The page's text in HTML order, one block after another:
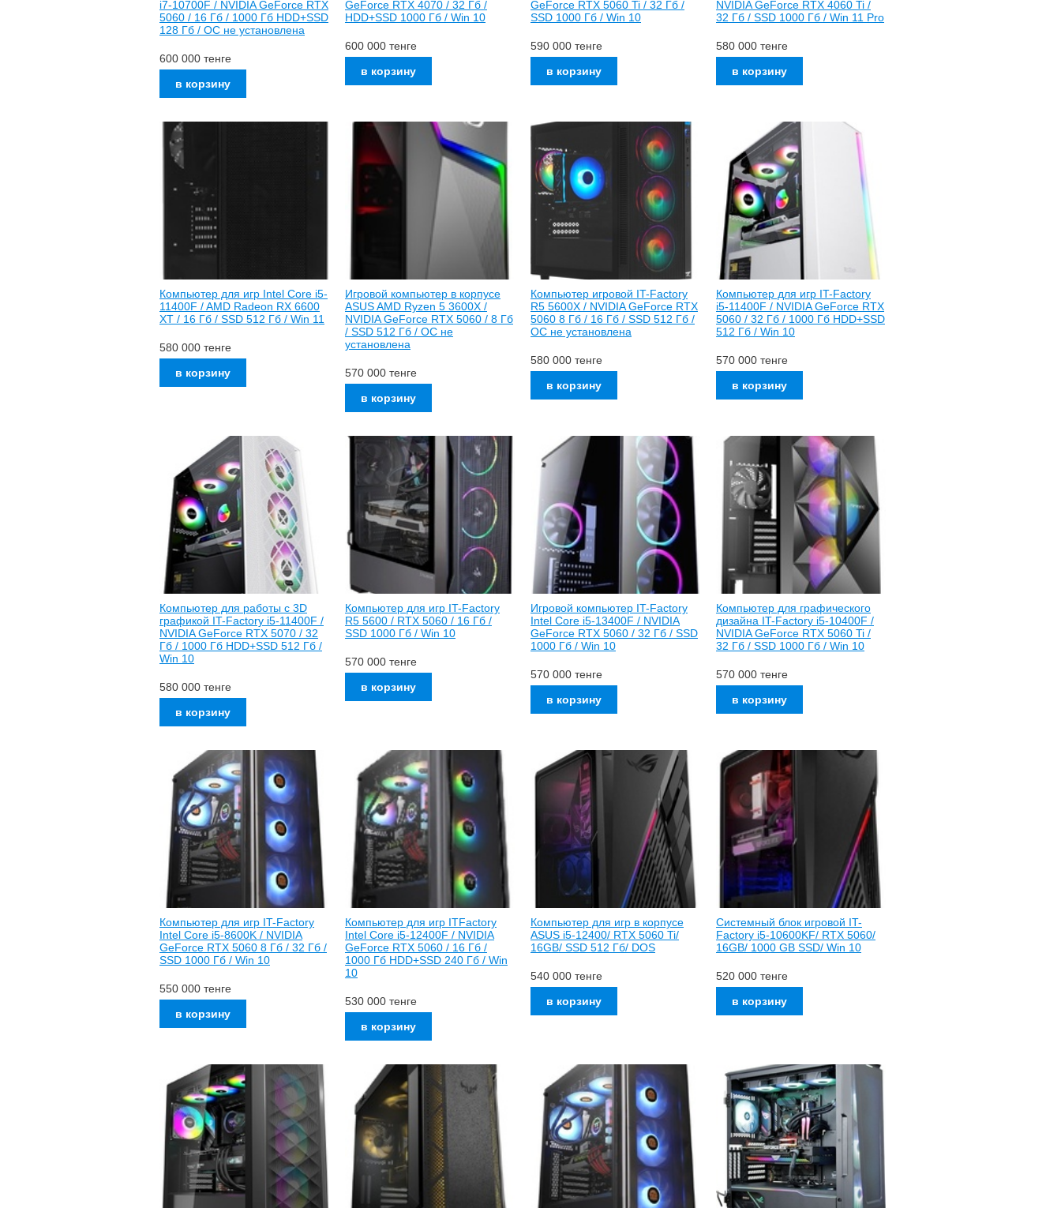
i7-10700F / NVIDIA GeForce RTX
5060 / 16 Гб / 1000 Гб HDD+SSD
128 Гб / ОС не установлена
600 000 тенге
GeForce RTX 4070 / 32 Гб /
HDD+SSD 1000 Гб / Win 10
600 000 тенге
GeForce RTX 5060 Ti / 32 Гб /
SSD 1000 Гб / Win 10
590 000 тенге
NVIDIA GeForce RTX 4060 Ti /
32 Гб / SSD 1000 Гб / Win 11 Pro
580 000 тенге
Компьютер для игр Intel Core i5-
11400F / AMD Radeon RX 6600
XT / 16 Гб / SSD 512 Гб / Win 11
580 000 тенге
Игровой компьютер в корпусе
ASUS AMD Ryzen 5 3600X /
NVIDIA GeForce RTX 5060 / 8 Гб
/ SSD 512 Гб / ОС не
установлена
570 000 тенге
Компьютер игровой IT-Factory
R5 5600X / NVIDIA GeForce RTX
5060 8 Гб / 16 Гб / SSD 512 Гб /
ОС не установлена
580 000 тенге
Компьютер для игр IT-Factory
i5-11400F / NVIDIA GeForce RTX
5060 / 32 Гб / 1000 Гб HDD+SSD
512 Гб / Win 10
570 000 тенге
Компьютер для работы с 3D
графикой IT-Factory i5-11400F /
NVIDIA GeForce RTX 5070 / 32
Гб / 1000 Гб HDD+SSD 512 Гб /
Win 10
580 000 тенге
Компьютер для игр IT-Factory
R5 5600 / RTX 5060 / 16 Гб /
SSD 1000 Гб / Win 10
570 000 тенге
Игровой компьютер IT-Factory
Intel Core i5-13400F / NVIDIA
GeForce RTX 5060 / 32 Гб / SSD
1000 Гб / Win 10
570 000 тенге
Компьютер для графического
дизайна IT-Factory i5-10400F /
NVIDIA GeForce RTX 5060 Ti /
32 Гб / SSD 1000 Гб / Win 10
570 000 тенге
Компьютер для игр IT-Factory
Intel Core i5-8600K / NVIDIA
GeForce RTX 5060 8 Гб / 32 Гб /
SSD 1000 Гб / Win 10
550 000 тенге
Компьютер для игр ITFactory
Intel Core i5-12400F / NVIDIA
GeForce RTX 5060 / 16 Гб /
1000 Гб HDD+SSD 240 Гб / Win
10
530 000 тенге
Компьютер для игр в корпусе
ASUS i5-12400/ RTX 5060 Ti/
16GB/ SSD 512 Гб/ DOS
540 000 тенге
Системный блок игровой IT-
Factory i5-10600KF/ RTX 5060/
16GB/ 1000 GB SSD/ Win 10
520 000 тенге